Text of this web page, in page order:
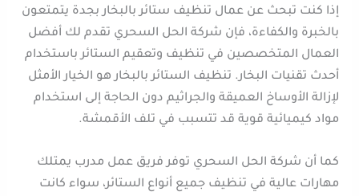
إذا كنت تبحث عن عمال تنظيف ستائر بالبخار بجدة يتمتعون
بالخبرة والكفاءة، فإن شركة الحل السحري تقدم لك أفضل
العمال المتخصصين في تنظيف وتعقيم الستائر باستخدام
أحدث تقنيات البخار. تنظيف الستائر بالبخار هو الخيار الأمثل
لإزالة الأوساخ العميقة والجراثيم دون الحاجة إلى استخدام
مواد كيميائية قوية قد تتسبب في تلف الأقمشة.
كما أن شركة الحل السحري توفر فريق عمل مدرب يمتلك
مهارات عالية في تنظيف جميع أنواع الستائر، سواء كانت